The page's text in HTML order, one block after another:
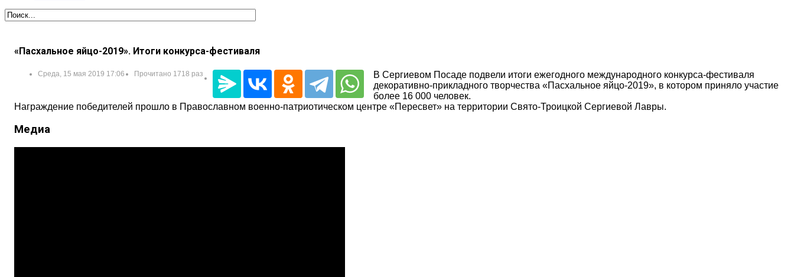
«Пасхальное яйцо-2019». Итоги конкурса-фестиваля
Среда, 15 мая 2019 17:06 Прочитано 1718 раз
В Сергиевом Посаде подвели итоги ежегодного международного конкурса-фестиваля
декоративно-прикладного творчества «Пасхальное яйцо-2019», в котором приняло участие
более 16 000 человек.
Награждение победителей прошло в Православном военно-патриотическом центре «Пересвет» на территории Свято-Троицкой Сергиевой Лавры.
Медиа